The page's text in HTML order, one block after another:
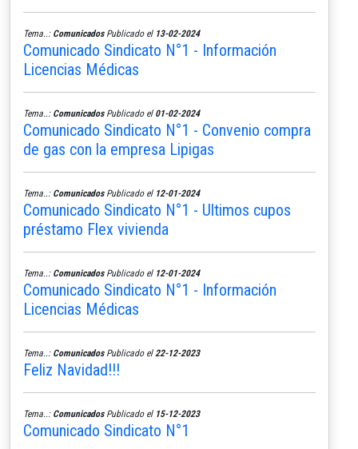
Tema..: ComunicadosPublicado el 13-02-2024
Comunicado Sindicato N°1 - Información
Licencias Médicas
Tema..: ComunicadosPublicado el 01-02-2024
Comunicado Sindicato N°1 - Convenio compra
de gas con la empresa Lipigas
Tema..: ComunicadosPublicado el 12-01-2024
Comunicado Sindicato N°1 - Ultimos cupos
préstamo Flex vivienda
Tema..: ComunicadosPublicado el 12-01-2024
Comunicado Sindicato N°1 - Información
Licencias Médicas
Tema..: ComunicadosPublicado el 22-12-2023
Feliz Navidad!!!
Tema..: ComunicadosPublicado el 15-12-2023
Comunicado Sindicato N°1